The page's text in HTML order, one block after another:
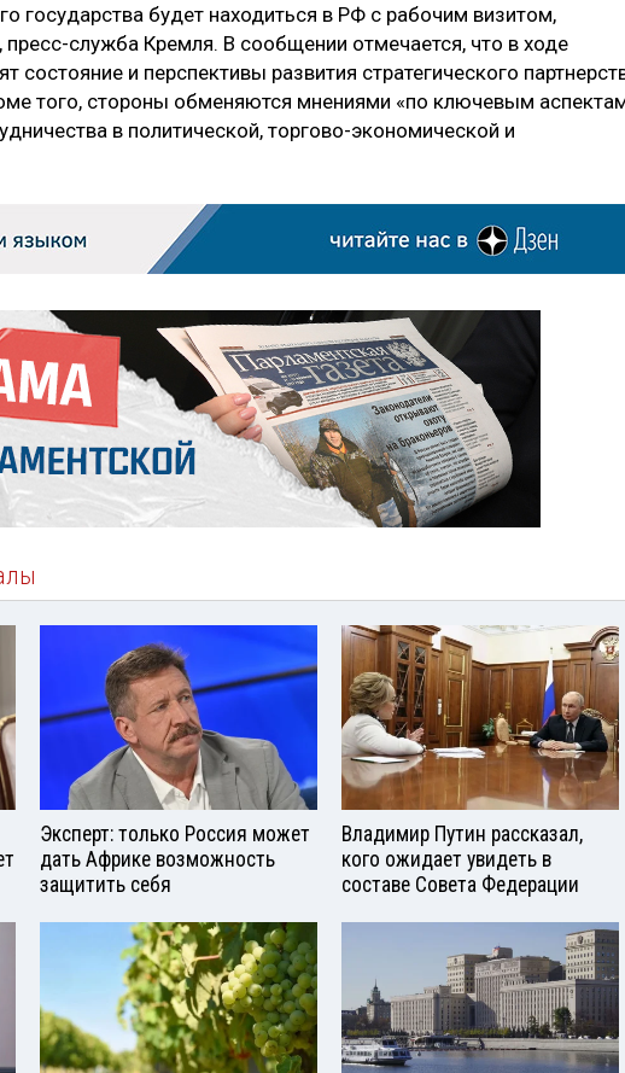
государства будет находиться в РФ с рабочим визитом,
служба Кремля. В сообщении отмечается, что в ходе
состояние и перспективы развития стратегического
того, стороны обменяются мнениями «по ключевым
в политической, торгово-экономической и
Эксперт: только Россия может
дать Африке возможность
защитить себя
Владимир Путин рассказал,
кого ожидает увидеть в
составе Совета Федерации